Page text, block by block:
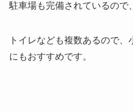
駐車場も完備されているので
トイレなども複数あるので
にもおすすめです。